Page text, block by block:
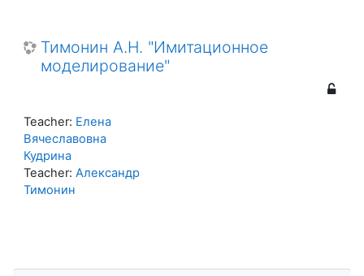
Тимонин А.Н. "Имитационное
моделирование"
Teacher: Елена
Вячеславовна
Кудрина
Teacher: Александр
Тимонин